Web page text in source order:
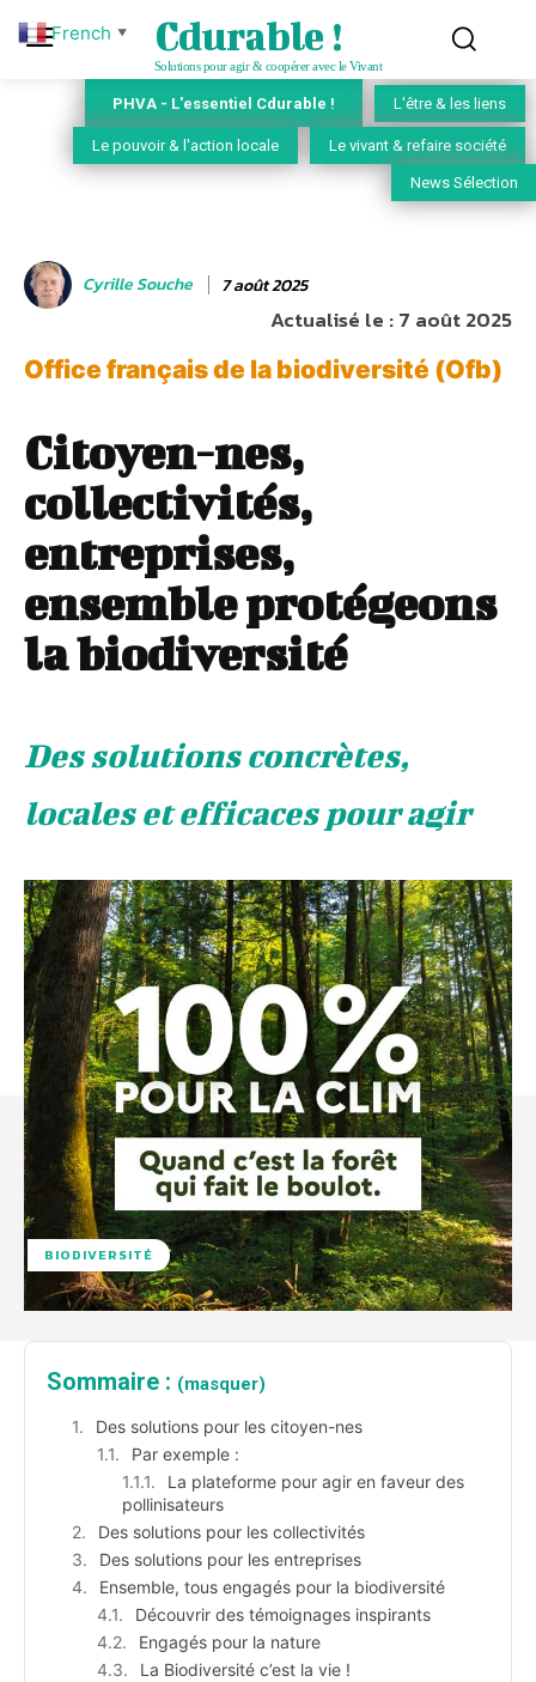
Cdurable !
Solutions pour agir & coopérer avec le Vivant
PHVA - L'essentiel Cdurable ! L'être & les liens
Le pouvoir & l'action locale Le vivant & refaire société
News Sélection
Cyrille Souche 7 août 2025
Actualisé le :7 août 2025
Office français de la biodiversité (Ofb)
Citoyen-nes,
collectivités,
entreprises,
ensemble protégeons
la biodiversité
Des solutions concrètes,
locales et efficaces pour agir
BIODIVERSITÉ
Sommaire : (masquer)
Des solutions pour les citoyen-nes
Par exemple :
La plateforme pour agir en faveur des
pollinisateurs
Des solutions pour les collectivités
Des solutions pour les entreprises
Ensemble, tous engagés pour la biodiversité
Découvrir des témoignages inspirants
Engagés pour la nature
La Biodiversité c’est la vie !
French ▼